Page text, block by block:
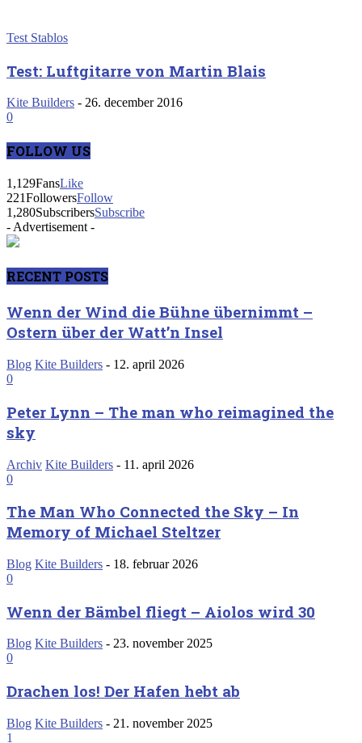
Test Stablos
Test: Luftgitarre von Martin Blais
Kite Builders - 26. december 2016
0
FOLLOW US
1,129FansLike
221FollowersFollow
1,280SubscribersSubscribe
- Advertisement -
RECENT POSTS
Wenn der Wind die Bühne übernimmt –
Ostern über der Watt’n Insel
Blog Kite Builders - 12. april 2026
0
Peter Lynn – The man who reimagined the
sky
Archiv Kite Builders - 11. april 2026
0
The Man Who Connected the Sky – In
Memory of Michael Steltzer
Blog Kite Builders - 18. februar 2026
0
Wenn der Bämbel fliegt – Aiolos wird 30
Blog Kite Builders - 23. november 2025
0
Drachen los! Der Hafen hebt ab
Blog Kite Builders - 21. november 2025
1